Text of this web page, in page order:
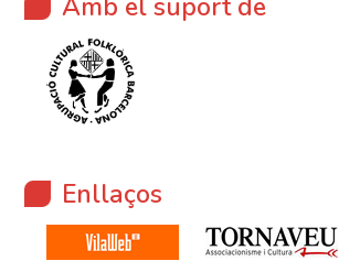
Amb el suport de
Enllaços